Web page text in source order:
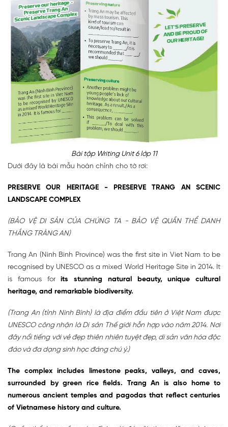
Bài tập Writing Unit 6 lớp 11
Dưới đây là bài mẫu hoàn chỉnh cho tờ rơi:
PRESERVE OUR HERITAGE - PRESERVE TRANG AN SCENIC
LANDSCAPE COMPLEX
(BẢO VỆ DI SẢN CỦA CHÚNG TA - BẢO VỆ QUẦN THỂ DANH
THẮNG TRÀNG AN)
Trang An (Ninh Binh Province) was the first site in Viet Nam to be
recognised by UNESCO as a mixed World Heritage Site in 2014. It
is famous forits stunning natural beauty, unique cultural
heritage, and remarkable biodiversity.
(Trang An (tỉnh Ninh Bình) là địa điểm đầu tiên ở Việt Nam được
UNESCO công nhận là Di sản Thế giới hỗn hợp vào năm 2014. Nơi
đây nổi tiếng với vẻ đẹp thiên nhiên tuyệt đẹp, di sản văn hóa độc
đáo và đa dạng sinh học đáng chú ý.)
The complex includes limestone peaks, valleys, and caves,
surrounded by green rice fields. Trang An is also home to
numerous ancient temples and pagodas that reflect centuries
of Vietnamese history and culture.